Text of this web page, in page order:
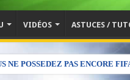
VIDÉOS ASTUCES /
NE POSSEDEZ PAS ENCORE